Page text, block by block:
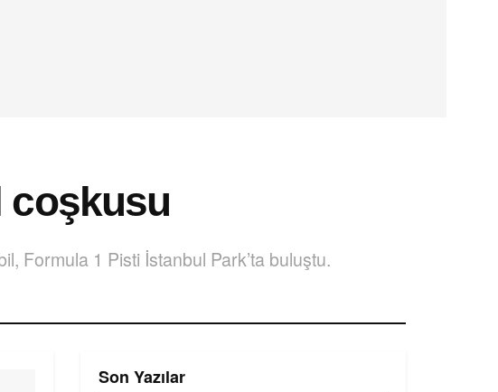
coşkusu
Formula 1 Pisti İstanbul Park’ta buluştu.
Son Yazılar